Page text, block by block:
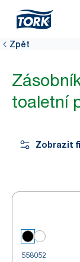
Zpět
toaletní
Zobrazit
558052